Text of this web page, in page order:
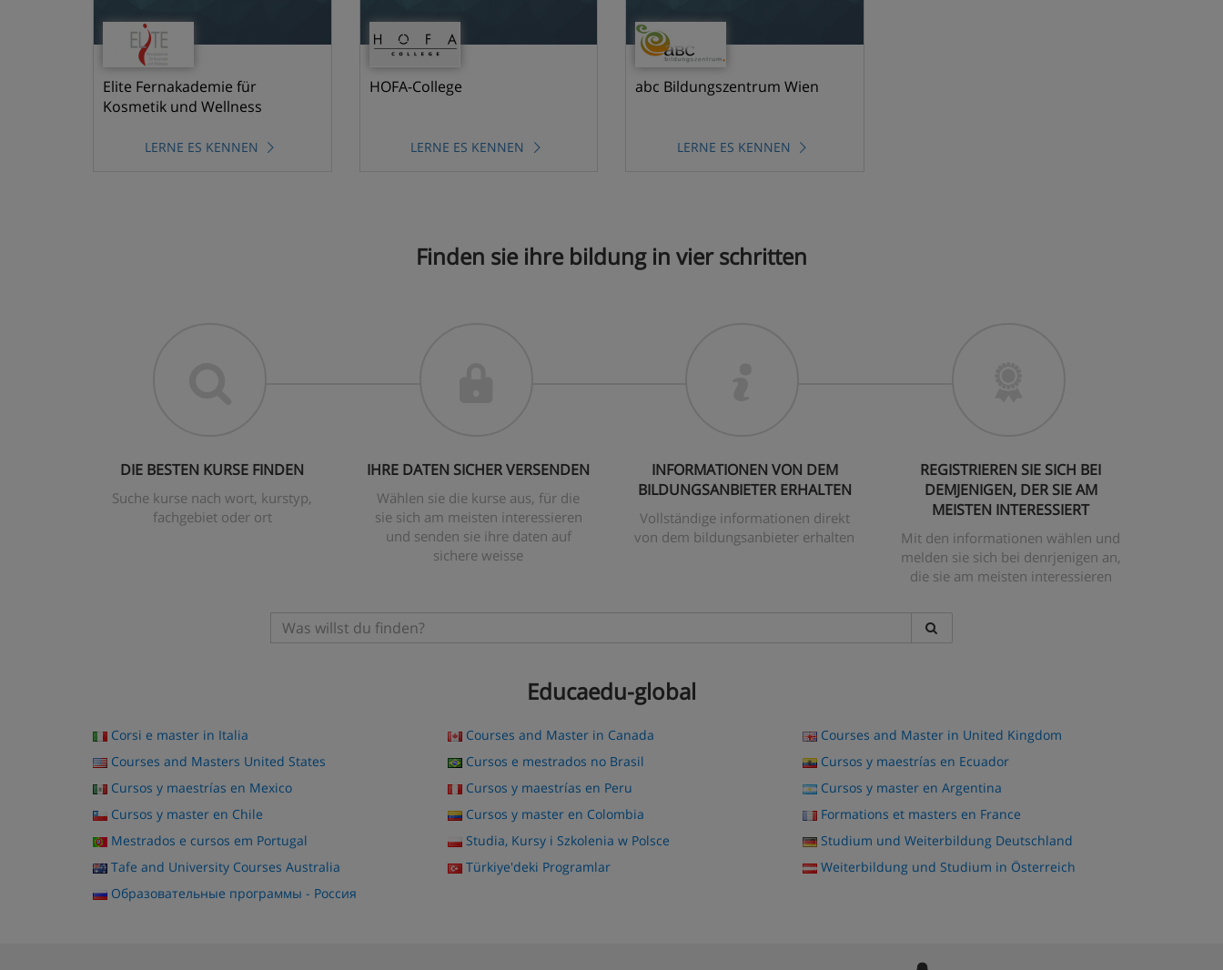
Elite Fernakademie für
Kosmetik und Wellness
LERNE ES KENNEN
HOFA-College
LERNE ES KENNEN
abc Bildungszentrum Wien
LERNE ES KENNEN
Finden sie ihre bildung in vier schritten
DIE BESTEN KURSE FINDEN
Suche kurse nach wort, kurstyp,
fachgebiet oder ort
IHRE DATEN SICHER VERSENDEN
Wählen sie die kurse aus, für die
sie sich am meisten interessieren
und senden sie ihre daten auf
sichere weisse
INFORMATIONEN VON DEM
BILDUNGSANBIETER ERHALTEN
Vollständige informationen direkt
von dem bildungsanbieter erhalten
REGISTRIEREN SIE SICH BEI
DEMJENIGEN, DER SIE AM
MEISTEN INTERESSIERT
Mit den informationen wählen und
melden sie sich bei denrjenigen an,
die sie am meisten interessieren
Educaedu-global
Corsi e master in Italia
Courses and Masters United States
Cursos y maestrías en Mexico
Cursos y master en Chile
Mestrados e cursos em Portugal
Tafe and University Courses Australia
Образовательные программы - Россия
Courses and Master in Canada
Cursos e mestrados no Brasil
Cursos y maestrías en Peru
Cursos y master en Colombia
Studia, Kursy i Szkolenia w Polsce
Türkiye'deki Programlar
Courses and Master in United Kingdom
Cursos y maestrías en Ecuador
Cursos y master en Argentina
Formations et masters en France
Studium und Weiterbildung Deutschland
Weiterbildung und Studium in Österreich